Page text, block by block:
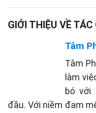
GIỚI THIỆU VỀ TÁC
Tâm
Tâm
làm
bó với
đầu. Với niềm đam